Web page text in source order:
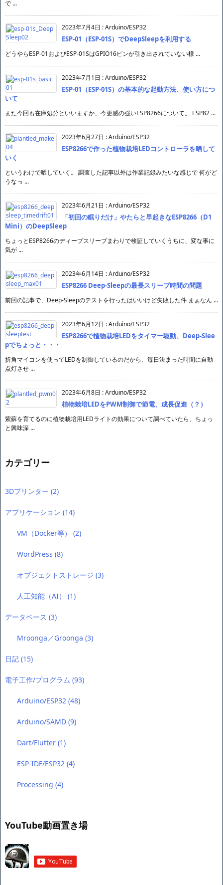
で ...
2023年7月4日 :Arduino/ESP32
ESP-01（ESP-01S）でDeepSleepを利用する
どうやらESP-01およびESP-01SはGPIO16ピンが引き出されていない様 ...
2023年7月1日 :Arduino/ESP32
ESP-01（ESP-01S）の基本的な起動方法、使い方につ
いて
また今回も在庫処分といいますか、今更感の強いESP8266について。 ESP82 ...
2023年6月27日 :Arduino/ESP32
ESP8266で作った植物栽培LEDコントローラを晒して
いく
というわけで晒していく。 調査した記事以外は作業記録みたいな感じで 何がど
うなっ ...
2023年6月21日 :Arduino/ESP32
「初回の眠りだけ」やたらと早起きなESP8266（D1
Mini）のDeepSleep
ちょっとESP8266のディープスリープまわりで検証していくうちに、変な事に
気が ...
2023年6月14日 :Arduino/ESP32
ESP8266 Deep-Sleepの最長スリープ時間の問題
前回の記事で、Deep-Sleepのテストを行ったはいいけど失敗した件 まぁなん ...
2023年6月12日 :Arduino/ESP32
ESP8266で植物栽培LEDをタイマー駆動、Deep-Slee
pでちょっと・・・
折角マイコンを使ってLEDを制御しているのだから、毎日決まった時間に自動
点灯させ ...
2023年6月8日 :Arduino/ESP32
植物栽培LEDをPWM制御で節電、成長促進（？）
紫蘇を育てるのに植物栽培用LEDライトの効果について調べていたら、ちょっ
と興味深 ...
カテゴリー
3Dプリンター (2)
アプリケーション (14)
VM（Docker等）(2)
WordPress(8)
オブジェクトストレージ(3)
人工知能（AI）(1)
データベース (3)
Mroonga／Groonga(3)
日記 (15)
電子工作/プログラム (93)
Arduino/ESP32(48)
Arduino/SAMD(9)
Dart/Flutter(1)
ESP-IDF/ESP32(4)
Processing(4)
YouTube動画置き場